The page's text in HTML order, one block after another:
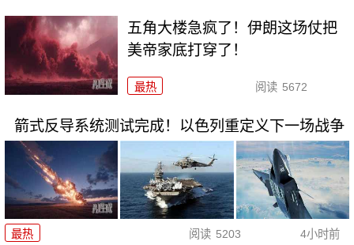
五角大楼急疯了！伊朗这场仗把
美帝家底打穿了！
最热 阅读 5672
箭式反导系统测试完成！以色列重定义下一场战争
最热 阅读 5203 4小时前